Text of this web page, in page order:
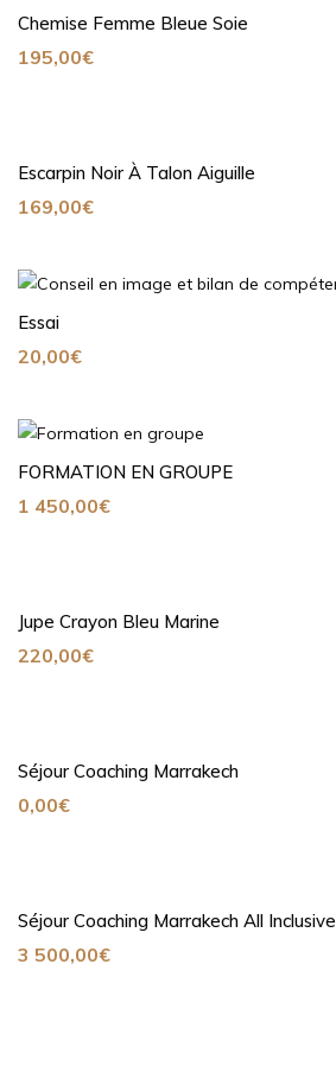
Chemise Femme Bleue Soie
195,00€
Escarpin Noir À Talon Aiguille
169,00€
Essai
20,00€
FORMATION EN GROUPE
1 450,00€
Jupe Crayon Bleu Marine
220,00€
Séjour Coaching Marrakech
0,00€
Séjour Coaching Marrakech All Inclusive
3 500,00€